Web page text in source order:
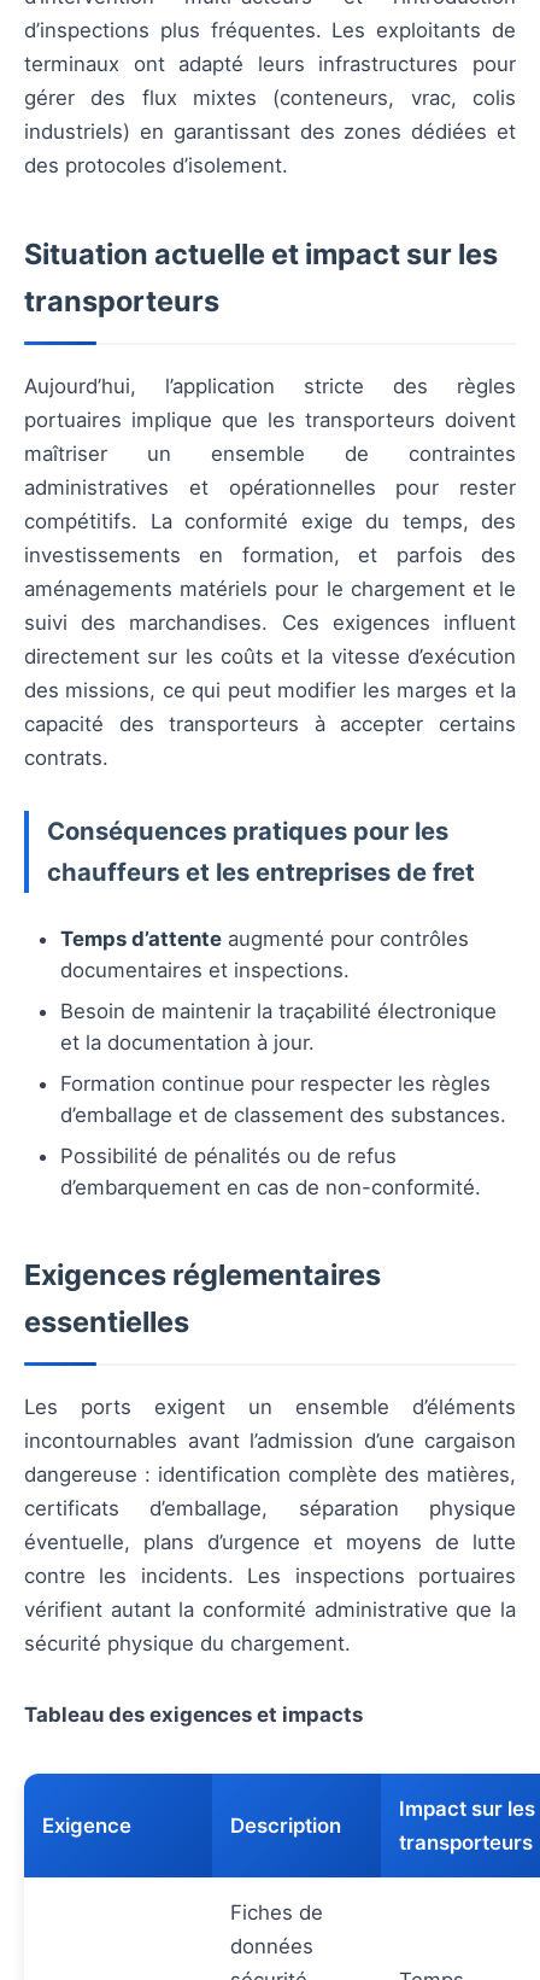
d’inspections plus fréquentes. Les exploitants de
terminaux ont adapté leurs infrastructures pour
gérer des flux mixtes (conteneurs, vrac, colis
industriels) en garantissant des zones dédiées et
des protocoles d’isolement.
Situation actuelle et impact sur les
transporteurs
Aujourd’hui, l’application stricte des règles
portuaires implique que les transporteurs doivent
maîtriser un ensemble de contraintes
administratives et opérationnelles pour rester
compétitifs. La conformité exige du temps, des
investissements en formation, et parfois des
aménagements matériels pour le chargement et le
suivi des marchandises. Ces exigences influent
directement sur les coûts et la vitesse d’exécution
des missions, ce qui peut modifier les marges et la
capacité des transporteurs à accepter certains
contrats.
Conséquences pratiques pour les
chauffeurs et les entreprises de fret
Temps d’attente augmenté pour contrôles
documentaires et inspections.
Besoin de maintenir la traçabilité électronique
et la documentation à jour.
Formation continue pour respecter les règles
d’emballage et de classement des substances.
Possibilité de pénalités ou de refus
d’embarquement en cas de non-conformité.
Exigences réglementaires
essentielles
Les ports exigent un ensemble d’éléments
incontournables avant l’admission d’une cargaison
dangereuse : identification complète des matières,
certificats d’emballage, séparation physique
éventuelle, plans d’urgence et moyens de lutte
contre les incidents. Les inspections portuaires
vérifient autant la conformité administrative que la
sécurité physique du chargement.
Tableau des exigences et impacts
Exigence Description
Impact sur les
transporteurs
Fiches de
données